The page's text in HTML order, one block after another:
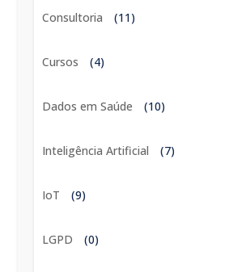
Consultoria (11)
Cursos (4)
Dados em Saúde (10)
Inteligência Artificial (7)
IoT (9)
LGPD (0)